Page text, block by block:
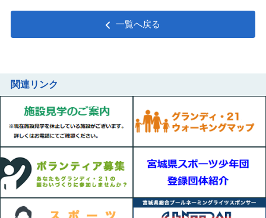
一覧へ戻る
関連リンク